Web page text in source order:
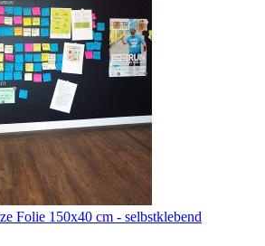
Folie 150x40 cm - selbstklebend